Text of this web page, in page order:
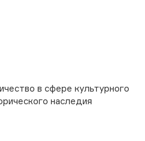
в сфере культурного
наследия